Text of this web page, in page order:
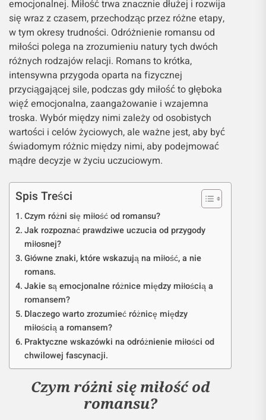
emocjonalnej. Miłość trwa znacznie dłużej i rozwija
się wraz z czasem, przechodząc przez różne etapy,
w tym okresy trudności. Odróżnienie romansu od
miłości polega na zrozumieniu natury tych dwóch
różnych rodzajów relacji. Romans to krótka,
intensywna przygoda oparta na fizycznej
przyciągającej sile, podczas gdy miłość to głęboka
więź emocjonalna, zaangażowanie i wzajemna
troska. Wybór między nimi zależy od osobistych
wartości i celów życiowych, ale ważne jest, aby być
świadomym różnic między nimi, aby podejmować
mądre decyzje w życiu uczuciowym.
Spis Treści
Czym różni się miłość od romansu?
Jak rozpoznać prawdziwe uczucia od przygody
miłosnej?
Główne znaki, które wskazują na miłość, a nie
romans.
Jakie są emocjonalne różnice między miłością a
romansem?
Dlaczego warto zrozumieć różnicę między
miłością a romansem?
Praktyczne wskazówki na odróżnienie miłości od
chwilowej fascynacji.
Czym różni się miłość od
romansu?